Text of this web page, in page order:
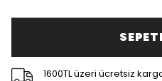
1600TL üzeri ücretsiz